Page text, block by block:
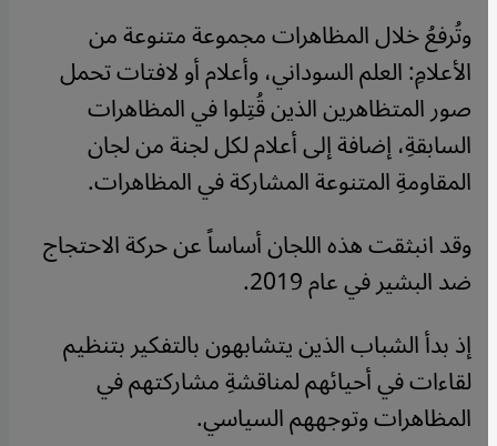
وتُرفعُ خلال المظاهرات مجموعة متنوعة من
الأعلامِ: العلم السوداني، وأعلام أو لافتات تحمل
صور المتظاهرين الذين قُتِلوا في المظاهرات
السابقةِ، إضافة إلى أعلام لكل لجنة من لجان
المقاومةِ المتنوعة المشاركة في المظاهرات.
وقد انبثقت هذه اللجان أساساً عن حركة الاحتجاج
ضد البشير في عام 2019.
إذ بدأ الشباب الذين يتشابهون بالتفكير بتنظيم
لقاءات في أحيائهم لمناقشةِ مشاركتهم في
المظاهرات وتوجههم السياسي.